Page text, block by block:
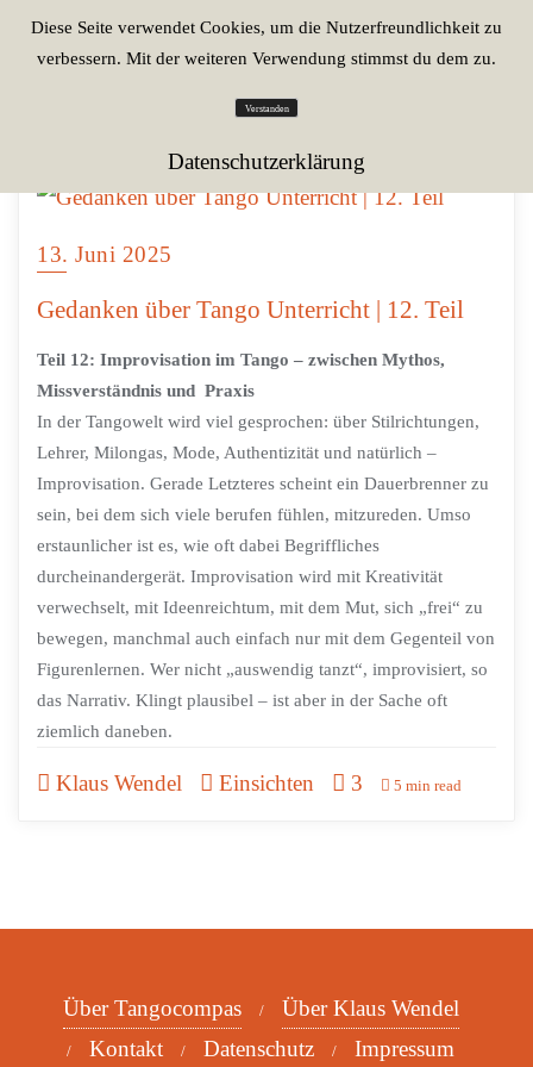
13. Juni 2025
Gedanken über Tango Unterricht | 12. Teil
Teil 12: Improvisation im Tango – zwischen Mythos,
Missverständnis und Praxis
In der Tangowelt wird viel gesprochen: über Stilrichtungen,
Lehrer, Milongas, Mode, Authentizität und natürlich –
Improvisation. Gerade Letzteres scheint ein Dauerbrenner zu
sein, bei dem sich viele berufen fühlen, mitzureden. Umso
erstaunlicher ist es, wie oft dabei Begriffliches
durcheinandergerät. Improvisation wird mit Kreativität
verwechselt, mit Ideenreichtum, mit dem Mut, sich „frei“ zu
bewegen, manchmal auch einfach nur mit dem Gegenteil von
Figurenlernen. Wer nicht „auswendig tanzt“, improvisiert, so
das Narrativ. Klingt plausibel – ist aber in der Sache oft
ziemlich daneben.
Klaus Wendel Einsichten 3 5 min read
Über Tangocompas
Über Klaus Wendel
Kontakt
Datenschutz Impressum
Diese Seite verwendet Cookies, um die Nutzerfreundlichkeit zu
verbessern. Mit der weiteren Verwendung stimmst du dem zu.
Verstanden
Datenschutzerklärung